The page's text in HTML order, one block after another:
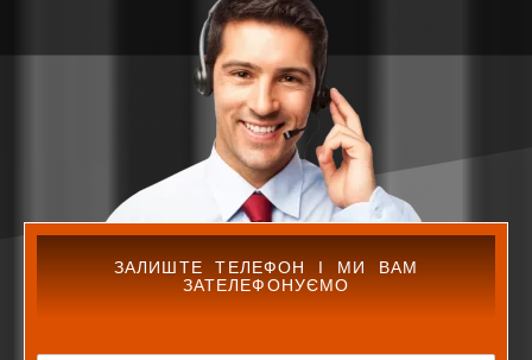
ЗАЛИШТЕ ТЕЛЕФОН І МИ ВАМ
ЗАТЕЛЕФОНУЄМО